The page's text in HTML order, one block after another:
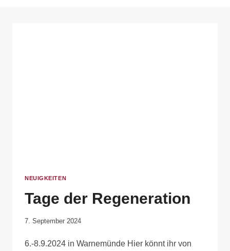
NEUIGKEITEN
Tage der Regeneration
Von
Krause
7. September 2024
6.-8.9.2024 in Warnemünde Hier könnt ihr von